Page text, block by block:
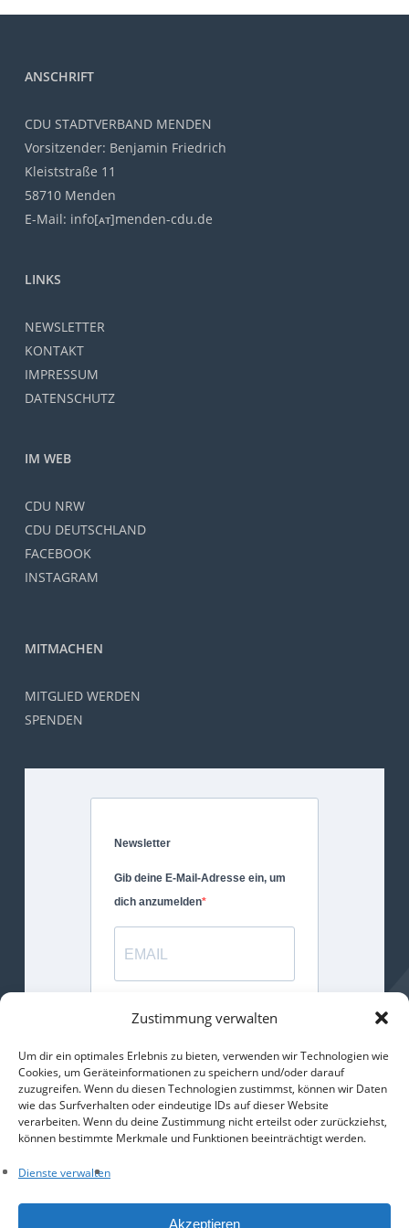
Zustimmung verwalten
Um dir ein optimales Erlebnis zu bieten, verwenden wir Technologien wie
Cookies, um Geräteinformationen zu speichern und/oder darauf
zuzugreifen. Wenn du diesen Technologien zustimmst, können wir Daten
wie das Surfverhalten oder eindeutige IDs auf dieser Website
verarbeiten. Wenn du deine Zustimmung nicht erteilst oder zurückziehst,
können bestimmte Merkmale und Funktionen beeinträchtigt werden.
Dienste verwalten
Akzeptieren
ANSCHRIFT
CDU STADTVERBAND MENDEN
Vorsitzender: Benjamin Friedrich
Kleiststraße 11
58710 Menden
E-Mail: info[ᴀᴛ]menden-cdu.de
LINKS
NEWSLETTER
KONTAKT
IMPRESSUM
DATENSCHUTZ
IM WEB
CDU NRW
CDU DEUTSCHLAND
FACEBOOK
INSTAGRAM
MITMACHEN
MITGLIED WERDEN
SPENDEN
Newsletter
Gib deine E-Mail-Adresse ein, um
dich anzumelden
die Anmeldung an.
ANMELDEN
Facebook
EmailWhatsApp
Teilen